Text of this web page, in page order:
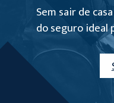
Sem sair de
do seguro ideal